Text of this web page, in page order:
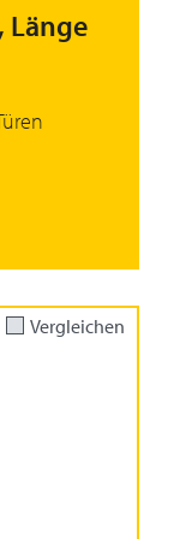
Länge
Vergleichen